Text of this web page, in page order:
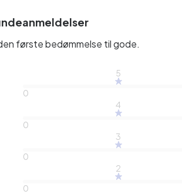
første bedømmelse til gode.
5
0
4
0
3
0
2
0